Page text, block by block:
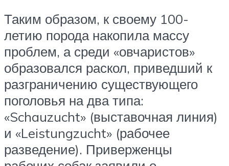
Таким образом, к своему 100-
летию порода накопила массу
проблем, а среди «овчаристов»
образовался раскол, приведший к
разграничению существующего
поголовья на два типа:
«Schauzucht» (выставочная линия)
и «Leistungzucht» (рабочее
разведение). Приверженцы